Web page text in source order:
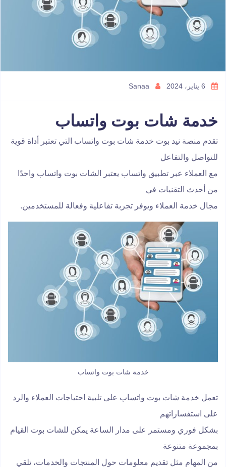
6 يناير، 2024
خدمة شات بوت واتساب
تقدم منصة نيد بوت خدمة شات بوت واتساب التي تعتبر أداة قوية
للتواصل والتفاعل
مع العملاء عبر تطبيق واتساب يعتبر الشات بوت واتساب واحدًا
من أحدث التقنيات في
مجال خدمة العملاء ويوفر تجربة تفاعلية وفعالة للمستخدمين.
خدمة شات بوت واتساب
تعمل خدمة شات بوت واتساب على تلبية احتياجات العملاء والرد
على استفساراتهم
بشكل فوري ومستمر على مدار الساعة يمكن للشات بوت القيام
بمجموعة متنوعة
من المهام مثل تقديم معلومات حول المنتجات والخدمات، تلقي